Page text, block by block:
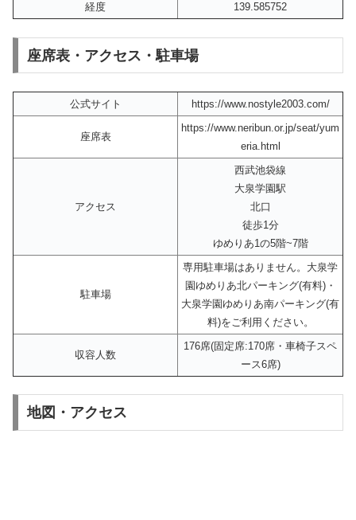
経度
139.585752
座席表・アクセス・駐車場
公式サイト https://www.nostyle2003.com/
座席表
https://www.neribun.or.jp/seat/yum
eria.html
アクセス
西武池袋線
大泉学園駅
北口
徒歩1分
ゆめりあ1の5階~7階
駐車場
専用駐車場はありません。大泉学
園ゆめりあ北パーキング(有料)・
大泉学園ゆめりあ南パーキング(有
料)をご利用ください。
収容人数
176席(固定席:170席・車椅子スペ
ース6席)
地図・アクセス